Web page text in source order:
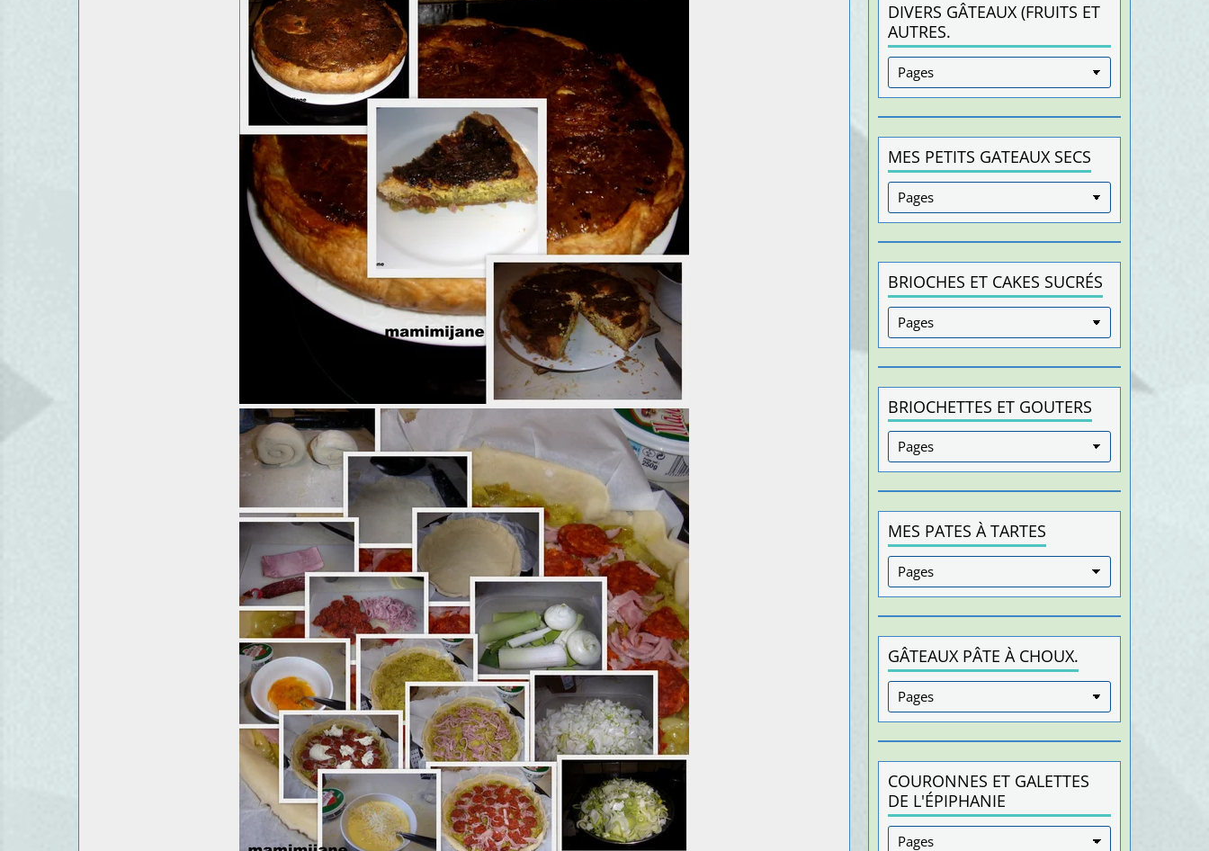
DIVERS GÂTEAUX (FRUITS ET
AUTRES.
MES PETITS GATEAUX SECS
BRIOCHES ET CAKES SUCRÉS
BRIOCHETTES ET GOUTERS
MES PATES À TARTES
GÂTEAUX PÂTE À CHOUX.
COURONNES ET GALETTES
DE L'ÉPIPHANIE